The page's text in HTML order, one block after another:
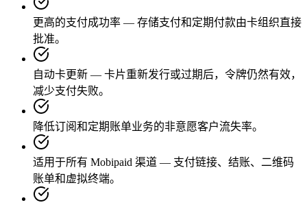
更高的支付成功率 — 存储支付和定期付款由卡组织直接
批准。
自动卡更新 — 卡片重新发行或过期后，令牌仍然有效，
减少支付失败。
降低订阅和定期账单业务的非意愿客户流失率。
适用于所有 Mobipaid 渠道 — 支付链接、结账、二维码
账单和虚拟终端。